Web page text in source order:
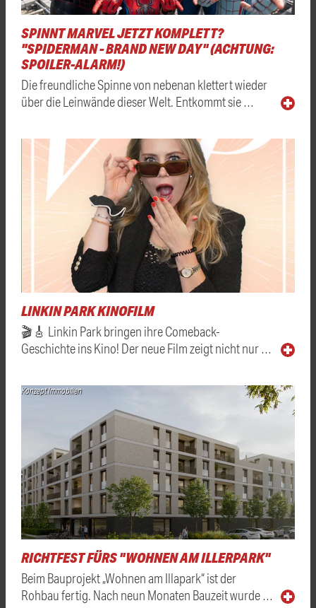
SPINNT MARVEL JETZT KOMPLETT?
"SPIDERMAN - BRAND NEW DAY" (ACHTUNG:
SPOILER-ALARM!)
Die freundliche Spinne von nebenan klettert wieder
über die Leinwände dieser Welt. Entkommt sie …
LINKIN PARK KINOFILM
🎬🎸 Linkin Park bringen ihre Comeback-
Geschichte ins Kino! Der neue Film zeigt nicht nur …
Konzept Immobilien
RICHTFEST FÜRS "WOHNEN AM ILLERPARK"
Beim Bauprojekt „Wohnen am Illapark“ ist der
Rohbau fertig. Nach neun Monaten Bauzeit wurde …